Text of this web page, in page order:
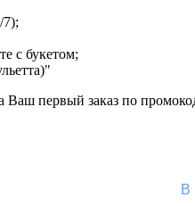
7);
с букетом;
Ваш первый заказ по
В